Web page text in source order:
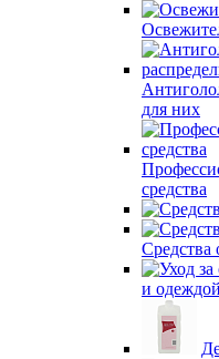
для них
средства
Средства
и одеждой